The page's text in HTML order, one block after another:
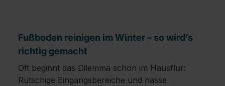
Fußboden reinigen im Winter – so wird’s
richtig gemacht
Oft beginnt das Dilemma schon im Hausflur:
Rutschige Eingangsbereiche und nasse